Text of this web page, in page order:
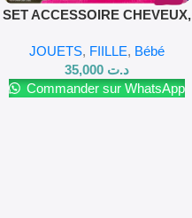
SET ACCESSOIRE CHEVEUX,
JOUETS, FIILLE, Bébé
د.ت
Commander sur WhatsApp